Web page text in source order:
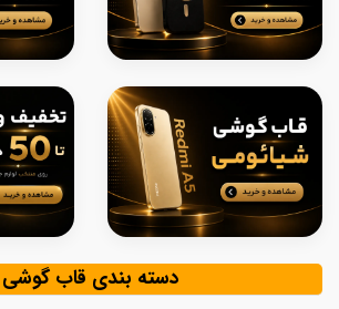
دسته بندی قاب گوشی